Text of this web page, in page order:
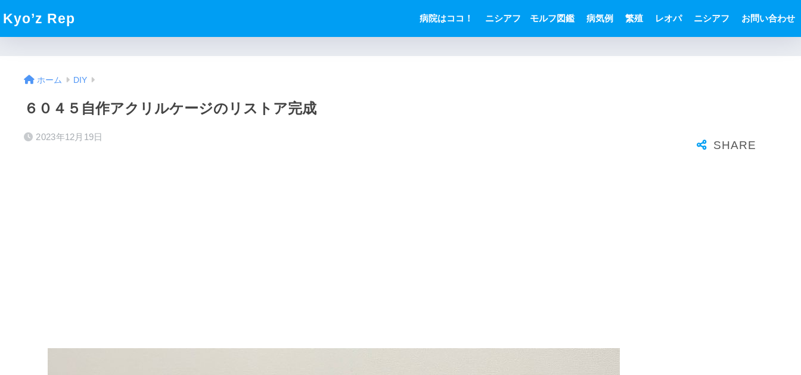
Kyo’z Rep 病院はココ！ ニシアフ モルフ図鑑 病気例 繁殖 レオパ ニシアフ お問い合わせ
ホーム DIY
６０４５自作アクリルケージのリストア完成
2023年12月19日